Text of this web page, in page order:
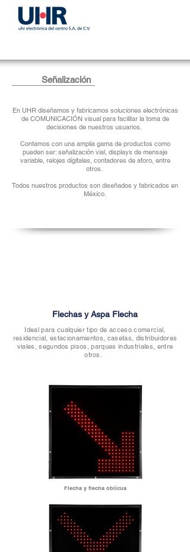
Señalización
En UHR diseñamos y fabricamos soluciones electrónicas
de COMUNICACIÓN visual para facilitar la toma de
decisiones de nuestros usuarios.
Contamos con una amplia gama de productos como
pueden ser: señalización vial, displays de mensaje
variable, relojes dígitales, contadores de aforo, entre
otros.
Todos nuestros productos son diseñados y fabricados en
México.
Flechas y Aspa Flecha
Ideal para cualquier tipo de acceso comercial,
residencial, estacionamientos, casetas, distribuidores
viales, segundos pisos, parques industriales, entre
otros.
Flecha y flecha oblicua